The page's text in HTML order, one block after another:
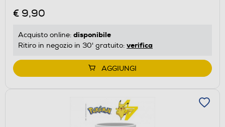
€ 9,90
Acquisto online: disponibile
Ritiro in negozio in 30' gratuito: verifica
AGGIUNGI